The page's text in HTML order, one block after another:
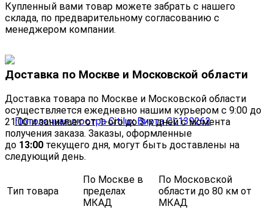
Купленный вами товар можете забрать с нашего
склада, по предварительному согласованию с
менеджером компании.
Доставка по Москве и Московской области
Доставка товара по Москве и Московской области
осуществляется ежедневно нашим курьером с 9:00 до
21:00 и занимает от 1-ого до 3-х дней с момента
получения заказа. Заказы, оформленные
до 13:00 текущего дня, могут быть доставлены на
следующий день.
Тип товара
По Москве в
пределах
МКАД
По Московской
области до 80 км от
МКАД